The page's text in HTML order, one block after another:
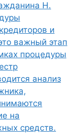
Н.
и
важный этап
процедуры
анализ
на
средств.